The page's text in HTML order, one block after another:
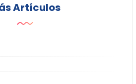
Artículos